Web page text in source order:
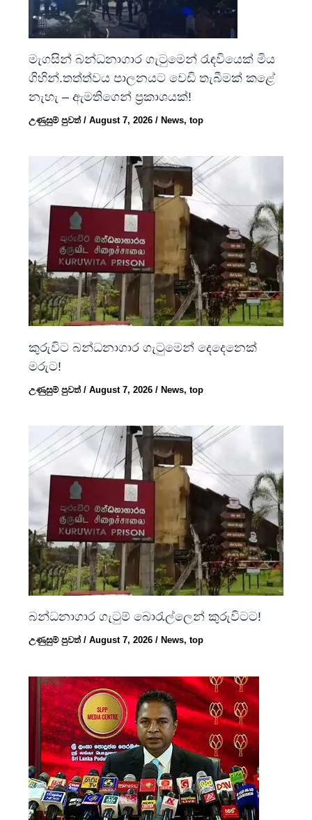
මැගසින් බන්ධනාගාර ගැටුමෙන් රැඳවියෙක් මිය
ගිහින්.තත්ත්වය පාලනයට වෙඩි තැබීමක් කළේ
නැහැ – ඇමතිගෙන් ප්‍රකාශයක්!
උණුසුම් පුවත්/August 7, 2026/ News,top
කුරුවිට බන්ධනාගාර ගැටුමෙන් දෙදෙනෙක්
මරුට!
උණුසුම් පුවත්/August 7, 2026/News,top
බන්ධනාගාර ගැටුම් බොරැල්ලෙන් කුරුවිටට!
උණුසුම් පුවත්/August 7, 2026/ News,top